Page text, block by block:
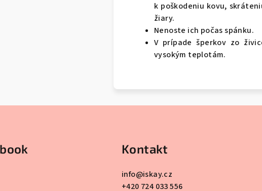
k poškodeniu kovu,
žiary.
Nenoste ich počas spánku.
V prípade šperkov zo
vysokým teplotám.
Kontakt
info@iskay.cz
+420 724 033 556